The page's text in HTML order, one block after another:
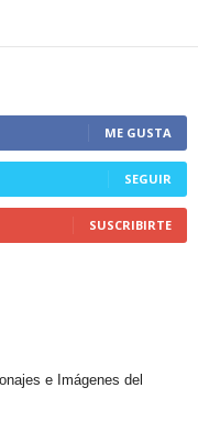
ME GUSTA
SEGUIR
SUSCRIBIRTE
e Imágenes del